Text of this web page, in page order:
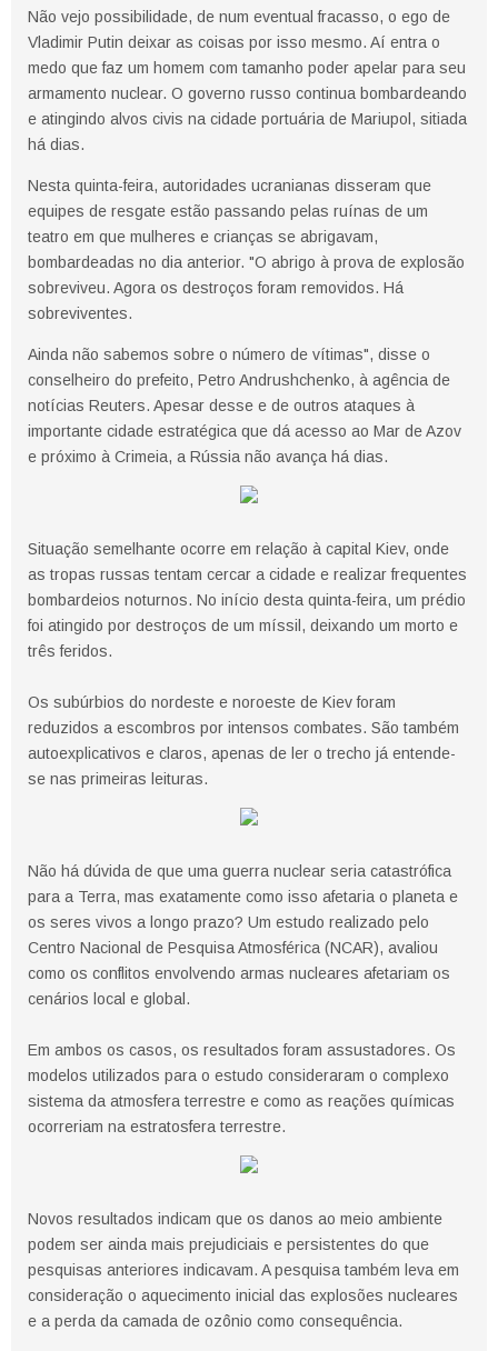
Não vejo possibilidade, de num eventual fracasso, o ego de
Vladimir Putin deixar as coisas por isso mesmo. Aí entra o
medo que faz um homem com tamanho poder apelar para seu
armamento nuclear. O governo russo continua bombardeando
e atingindo alvos civis na cidade portuária de Mariupol, sitiada
há dias.
Nesta quinta-feira, autoridades ucranianas disseram que
equipes de resgate estão passando pelas ruínas de um
teatro em que mulheres e crianças se abrigavam,
bombardeadas no dia anterior. "O abrigo à prova de explosão
sobreviveu. Agora os destroços foram removidos. Há
sobreviventes.
Ainda não sabemos sobre o número de vítimas", disse o
conselheiro do prefeito, Petro Andrushchenko, à agência de
notícias Reuters. Apesar desse e de outros ataques à
importante cidade estratégica que dá acesso ao Mar de Azov
e próximo à Crimeia, a Rússia não avança há dias.
Situação semelhante ocorre em relação à capital Kiev, onde
as tropas russas tentam cercar a cidade e realizar frequentes
bombardeios noturnos. No início desta quinta-feira, um prédio
foi atingido por destroços de um míssil, deixando um morto e
três feridos.
Os subúrbios do nordeste e noroeste de Kiev foram
reduzidos a escombros por intensos combates. São também
autoexplicativos e claros, apenas de ler o trecho já entende-
se nas primeiras leituras.
Não há dúvida de que uma guerra nuclear seria catastrófica
para a Terra, mas exatamente como isso afetaria o planeta e
os seres vivos a longo prazo? Um estudo realizado pelo
Centro Nacional de Pesquisa Atmosférica (NCAR), avaliou
como os conflitos envolvendo armas nucleares afetariam os
cenários local e global.
Em ambos os casos, os resultados foram assustadores. Os
modelos utilizados para o estudo consideraram o complexo
sistema da atmosfera terrestre e como as reações químicas
ocorreriam na estratosfera terrestre.
Novos resultados indicam que os danos ao meio ambiente
podem ser ainda mais prejudiciais e persistentes do que
pesquisas anteriores indicavam. A pesquisa também leva em
consideração o aquecimento inicial das explosões nucleares
e a perda da camada de ozônio como consequência.